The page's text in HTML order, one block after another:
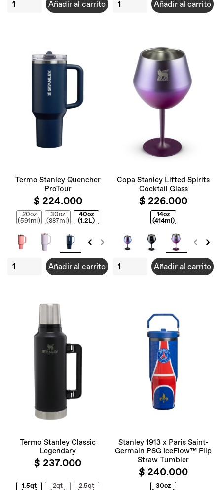
Añadir al carrito Añadir al carrito
Termo Stanley Quencher
ProTour
$ 224.000
20oz
(591ml)
30oz
(887ml)
40oz
(1.2L)
Añadir al carrito
Copa Stanley Lifted Spirits
Cocktail Glass
$ 226.000
14oz
(414ml)
Añadir al carrito
Termo Stanley Classic
Legendary
$ 237.000
1.5qt
2qt
2.5qt
Stanley 1913 x Paris Saint-
Germain PSG IceFlow™ Flip
Straw Tumbler
$ 240.000
30oz